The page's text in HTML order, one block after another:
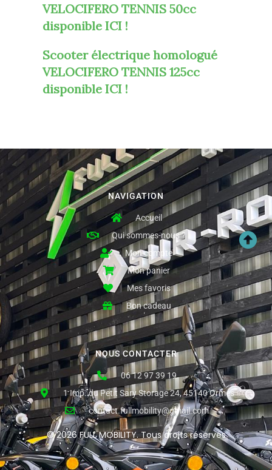
VELOCIFERO TENNIS 50cc
disponible ICI !
Scooter électrique homologué
VELOCIFERO TENNIS 125cc
disponible ICI !
NAVIGATION
Accueil
Qui sommes-nous ?
Mon compte
Mon panier
Mes favoris
Bon cadeau
NOUS CONTACTER
06 12 97 39 19
1 Imp. du Petit Sary Storage 24, 45140 Ormes
contact.fullmobility@gmail.com
© 2026 FULL MOBILITY. Tous droits réservés